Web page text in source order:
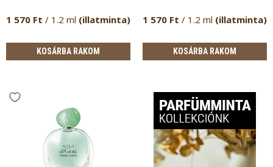
1 570 Ft / 1.2 ml (illatminta)
KOSÁRBA RAKOM
1 570 Ft / 1.2 ml (illatminta)
KOSÁRBA RAKOM